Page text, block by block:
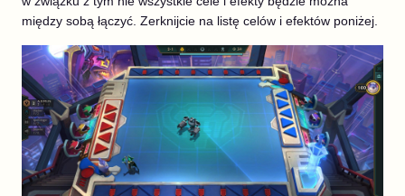
między sobą łączyć. Zerknijcie na listę celów i efektów poniżej.